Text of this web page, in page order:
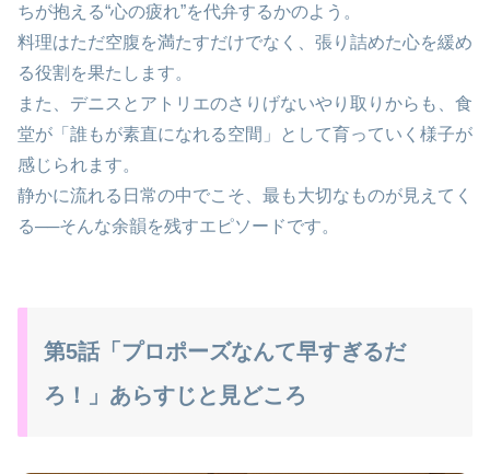
ちが抱える“心の疲れ”を代弁するかのよう。
料理はただ空腹を満たすだけでなく、張り詰めた心を緩め
る役割を果たします。
また、デニスとアトリエのさりげないやり取りからも、食
堂が「誰もが素直になれる空間」として育っていく様子が
感じられます。
静かに流れる日常の中でこそ、最も大切なものが見えてく
る──そんな余韻を残すエピソードです。
第5話「プロポーズなんて早すぎるだ
ろ！」あらすじと見どころ